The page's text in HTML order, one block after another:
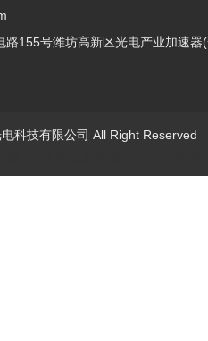
路155号潍坊高新区光电产业加速器
电科技有限公司 All Right